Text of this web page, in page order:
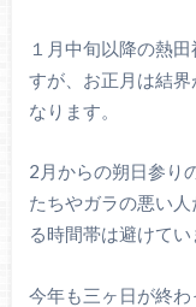
１月中旬以降の熱
すが、お正月は結
なります。
2月からの朔日参り
たちやガラの悪い
る時間帯は避けてい
今年も三ヶ日が終わ